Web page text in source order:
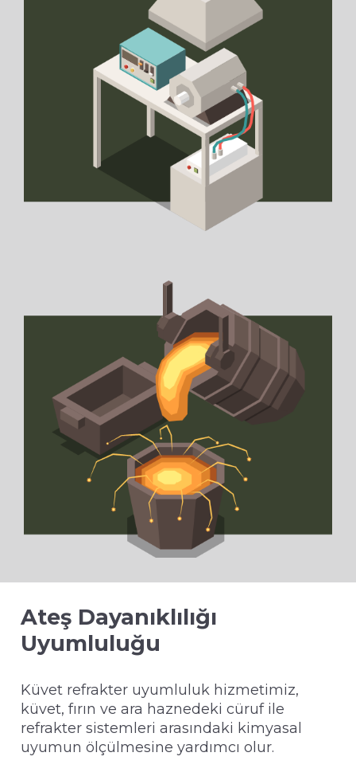
Ateş Dayanıklılığı
Uyumluluğu
Küvet refrakter uyumluluk hizmetimiz,
küvet, fırın ve ara haznedeki cüruf ile
refrakter sistemleri arasındaki kimyasal
uyumun ölçülmesine yardımcı olur.